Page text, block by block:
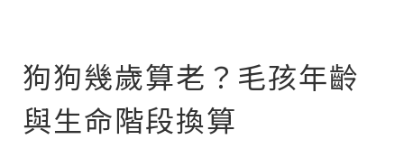
狗狗幾歲算老？毛孩年齡
與生命階段換算